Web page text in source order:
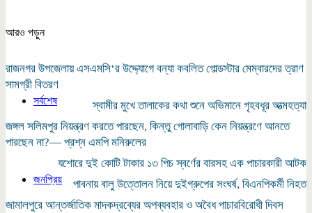
আরও পড়ুন
রাজনগর উপজেলায় এসএমসি‘র উদ্দ্যোগে বন্যা কবলিত গোল্ডস্টার মেম্বারদের ত্রাণ
সামগ্রী বিতরণ
স্বামীর মুখে তালাকের কথা শুনে অভিমানে গৃহবধূর আত্মহত্যা
জঙ্গল সলিমপুর নিয়ন্ত্রণ করতে পারছেন, কিন্তু গোলাবাড়ি কেন নিয়ন্ত্রণে আনতে
পারছেন না?— প্রশ্ন এমপি মনিরুলের
যশোরে দুই কোটি টাকার ১৩ পিচ স্বর্ণের বারসহ এক পাচারকারী আটক
পাবনায় বালু উত্তোলন নিয়ে দুইগ্রুপের সংঘর্ষ, বিএনপিকর্মী নিহত
জামালপুরে আন্তর্জাতিক মাদকদ্রব্যের অপব্যবহার ও অবৈধ পাচারবিরোধী দিবস
সর্বশেষ
জনপ্রিয়